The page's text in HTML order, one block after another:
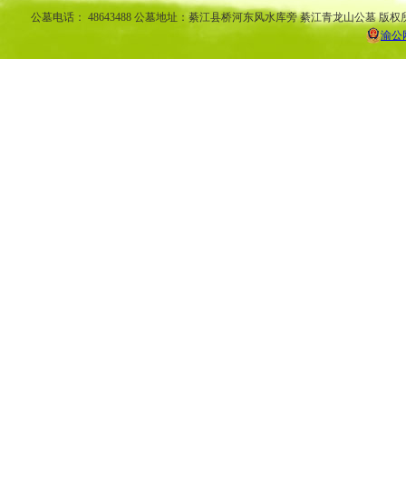
公墓电话： 48643488 公墓地址：綦江县桥河东风水库旁 綦江青龙山公墓 版
渝公